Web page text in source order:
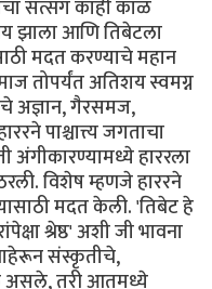
सत्संग काही काळ
झाला आणि तिबेटला
मदत करण्याचे महान
तोपर्यंत अतिशय स्वमग्न
अज्ञान, गैरसमज,
पाश्चात्त्य जगताचा
हाररला
विशेष म्हणजे हाररने
मदत केली. 'तिबेट हे
श्रेष्ठ' अशी जी भावना
संस्कृतीचे,
असले, तरी आतमध्ये